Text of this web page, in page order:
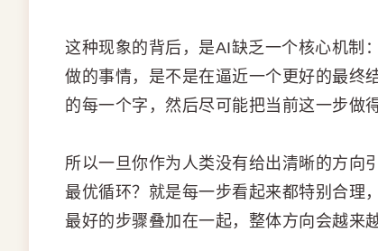
这种现象的背后，是AI缺乏一个核心机制
做的事情，是不是在逼近一个更好的最终
的每一个字，然后尽可能把当前这一步做
所以一旦你作为人类没有给出清晰的方向
最优循环？就是每一步看起来都特别合理
最好的步骤叠加在一起，整体方向会越来